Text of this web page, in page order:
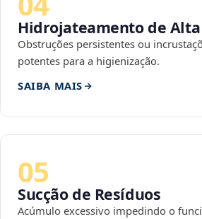
Hidrojateamento de Alta
Obstruções persistentes ou
potentes para a higienização.
SAIBA MAIS
05
Sucção de Resíduos
Acúmulo excessivo impedindo o